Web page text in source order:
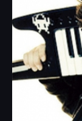
colombien J
septembre
collaboration